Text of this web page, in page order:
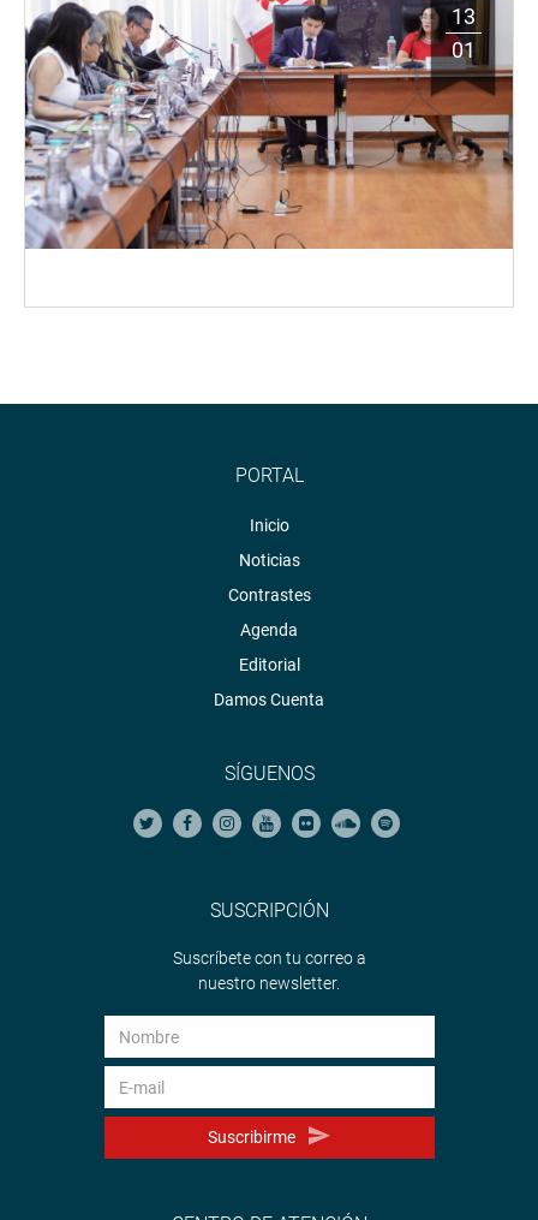
13
01
PORTAL
Inicio
Noticias
Contrastes
Agenda
Editorial
Damos Cuenta
SÍGUENOS
SUSCRIPCIÓN
Suscríbete con tu correo a
nuestro newsletter.
Suscribirme